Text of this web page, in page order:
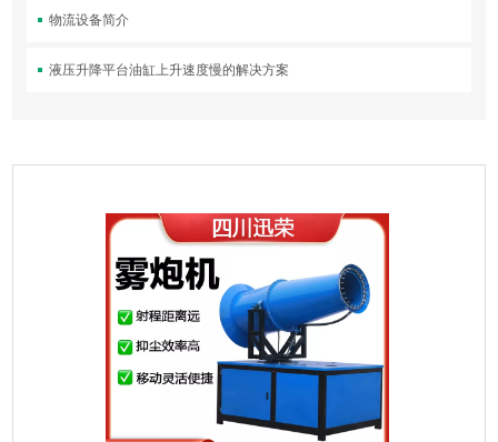
物流设备简介
液压升降平台油缸上升速度慢的解决方案